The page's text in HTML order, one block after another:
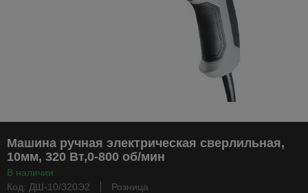
Машина ручная электрическая сверлильная,
10мм, 320 Вт,0-800 об/мин
В наличии
Код: ДШ-10/320Э2
Розница